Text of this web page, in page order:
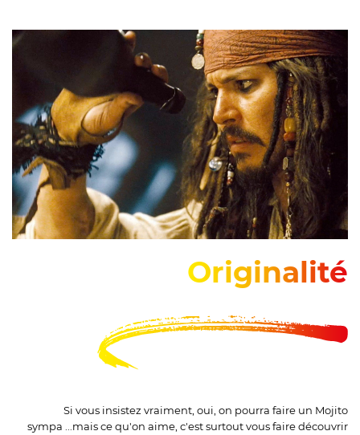
Originalité
Si vous insistez vraiment, oui, on pourra faire un Mojito
sympa ...mais ce qu'on aime, c'est surtout vous faire découvrir